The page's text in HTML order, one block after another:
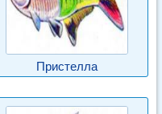
Пристелла